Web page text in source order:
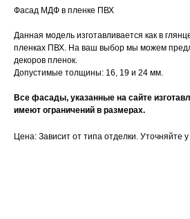
Фасад МДФ в пленке ПВХ
Данная модель изготавливается как в
пленках ПВХ. На ваш выбор мы можем
декоров пленок.
Допустимые толщины: 16, 19 и 24 мм.
Все фасады, указанные на сайте
имеют ограничений в размерах.
Цена: Зависит от типа отделки. Уточняйте